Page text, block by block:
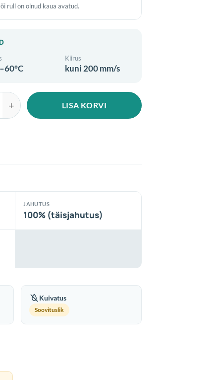
rull on olnud kaua avatud.
Kiirus
kuni 200 mm/s
1.75mm 1kg Strawberry Red kogus
LISA KORVI
JAHUTUS
100% (täisjahutus)
Kuivatus
Soovituslik